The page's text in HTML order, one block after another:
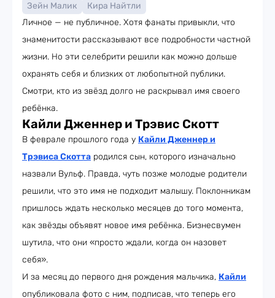
Зейн Малик
Кира Найтли
Личное — не публичное. Хотя фанаты привыкли, что
знаменитости рассказывают все подробности частной
жизни. Но эти селебрити решили как можно дольше
охранять себя и близких от любопытной публики.
Смотри, кто из звёзд долго не раскрывал имя своего
ребёнка.
Кайли Дженнер и Трэвис Скотт
В феврале прошлого года у Кайли Дженнер и
Трэвиса Скотта родился сын, которого изначально
назвали Вульф. Правда, чуть позже молодые родители
решили, что это имя не подходит малышу. Поклонникам
пришлось ждать несколько месяцев до того момента,
как звёзды объявят новое имя ребёнка. Бизнесвумен
шутила, что они «просто ждали, когда он назовет
себя».
И за месяц до первого дня рождения мальчика, Кайли
опубликовала фото с ним, подписав, что теперь его